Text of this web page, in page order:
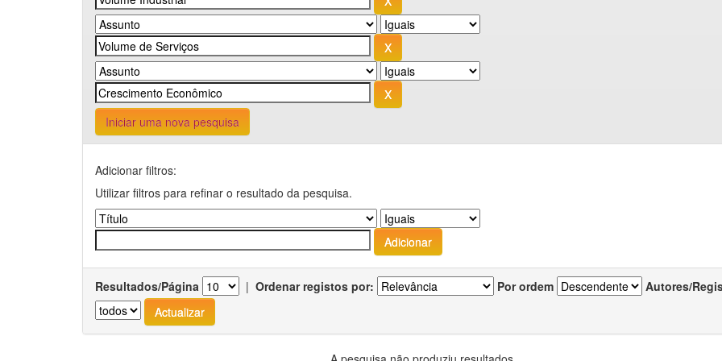
Iniciar uma nova pesquisa
Adicionar filtros:
Utilizar filtros para refinar o resultado da pesquisa.
Resultados/Página | Ordenar registos por: Por ordem Autores/